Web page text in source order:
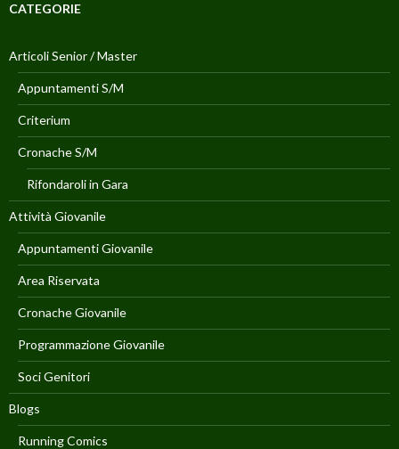
CATEGORIE
Articoli Senior / Master
Appuntamenti S/M
Criterium
Cronache S/M
Rifondaroli in Gara
Attività Giovanile
Appuntamenti Giovanile
Area Riservata
Cronache Giovanile
Programmazione Giovanile
Soci Genitori
Blogs
Running Comics